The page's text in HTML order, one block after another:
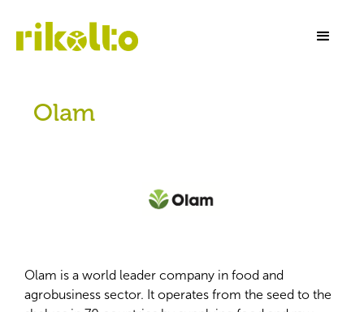
Olam
Olam is a world leader company in food and
agrobusiness sector. It operates from the seed to the